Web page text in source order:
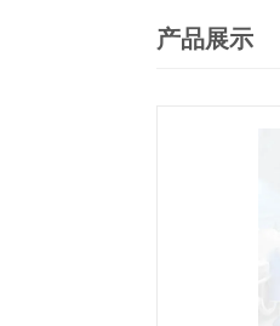
产品展示